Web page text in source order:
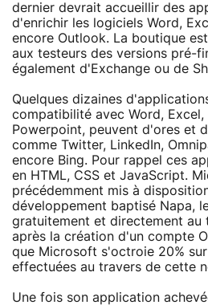
dernier devrait accueillir des
d'enrichir les logiciels Word,
encore Outlook. La boutique
aux testeurs des versions pré-
également d'Exchange ou de
Quelques dizaines
compatibilité avec Word, Excel,
Powerpoint, peuvent d'ores et
comme Twitter, LinkedIn,
encore Bing. Pour rappel ces
en HTML, CSS et JavaScript.
précédemment mis à
développement baptisé Napa,
gratuitement et directement au
après la création d'un compte
que Microsoft s'octroie 20%
effectuées au travers de cette
Une fois son application